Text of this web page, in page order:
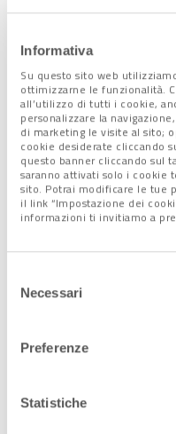
Informativa
Su questo sito web
ottimizzarne le funzionalità.
all’utilizzo di tutti i cookie,
personalizzare la
di marketing le visite al sito;
cookie desiderate cliccando
questo banner cliccando sul
saranno attivati solo i cookie
sito. Potrai modificare le tue
il link “Impostazione dei
informazioni ti invitiamo a
delNecessari
Preferenze
Statistiche
modo diinteragire con la
apparso improvvisamente
pompa di benzina, dove
padrona ci vede, guarda
informazioni : in poche
offre le bibite. Piccoli
“per la prima volta
dove ci propongono una
veramente quello di cui
casalingo, con famiglie
sentiamo a nostro agio.
le parliamo di Mauro, del